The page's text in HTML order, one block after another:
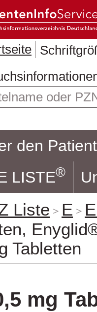
den
LISTE®
Liste E
Tabletten
mg